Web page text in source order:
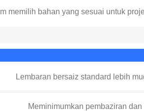
memilih bahan yang sesuai untuk
Lembaran bersaiz standard lebih
Meminimumkan pembaziran